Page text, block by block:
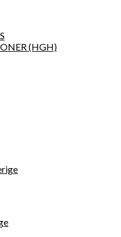
(HGH)